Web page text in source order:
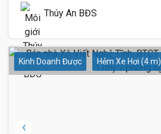
Thúy An BĐS
Kinh Doanh Được Hẻm Xe Hơi (4 m)